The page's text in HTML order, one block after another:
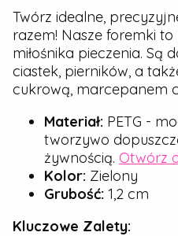
Twórz idealne,
razem! Nasze foremki
miłośnika pieczenia. Są
ciastek, pierników, a
cukrową, marcepanem
Materiał: PETG -
tworzywo
żywnością. Otwórz
Kolor: Zielony
Grubość: 1,2 cm
Kluczowe Zalety: